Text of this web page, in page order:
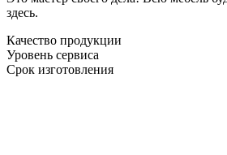
здесь.
Качество продукции
Уровень сервиса
Срок изготовления